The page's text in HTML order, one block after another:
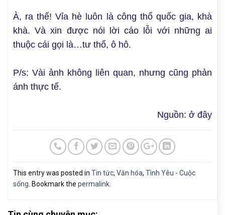
À, ra thế! Vỉa hè luôn là công thổ quốc gia, khà
khà. Và xin được nói lời cáo lỗi với những ai
thuộc cái gọi là…tư thổ, ô hô.
P/s: Vài ảnh không liên quan, nhưng cũng phản
ánh thực tế.
Nguồn: ở đây
This entry was posted in Tin tức, Văn hóa, Tình Yêu - Cuộc
sống . Bookmark the permalink